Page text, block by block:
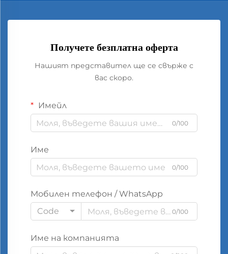
Получете безплатна оферта
Нашият представител ще се свърже с
вас скоро.
Имейл
0/100
Име
0/100
Мобилен телефон / WhatsApp
Code
0/100
Име на компанията